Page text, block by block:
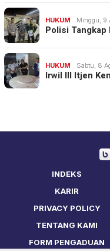
HUKUM Minggu, 9
Polisi
HUKUM Sabtu, 8
Irwil III Itjen
INDEKS
KARIR
PRIVACY POLICY
TENTANG KAMI
FORM PENGADUAN